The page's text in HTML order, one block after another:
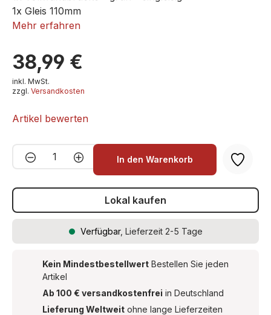
1x Gleis 110mm
Mehr erfahren
38,99 €
inkl. MwSt.
zzgl. Versandkosten
Artikel bewerten
Produkt Anzahl: Gib den
In den Warenkorb
Lokal kaufen
Verfügbar, Lieferzeit 2-5 Tage
Kein Mindestbestellwert Bestellen Sie jeden
Artikel
Ab 100 € versandkostenfrei in Deutschland
Lieferung Weltweit ohne lange Lieferzeiten